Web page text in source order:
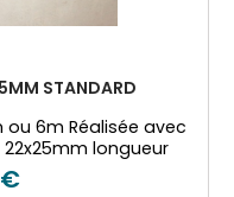
STANDARD
6m Réalisée avec
longueur